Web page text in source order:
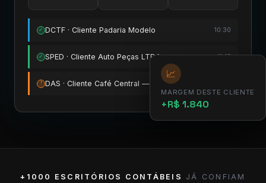
✓ DCTF · Cliente Padaria Modelo 10:30
✓ SPED · Cliente Auto Peças LTDA 11:15
! DAS · Cliente Café Central — vence amanhã
📈
MARGEM DESTE CLIENTE
+R$ 1.840
+1000 ESCRITÓRIOS CONTÁBEIS
JÁ CONFIAM